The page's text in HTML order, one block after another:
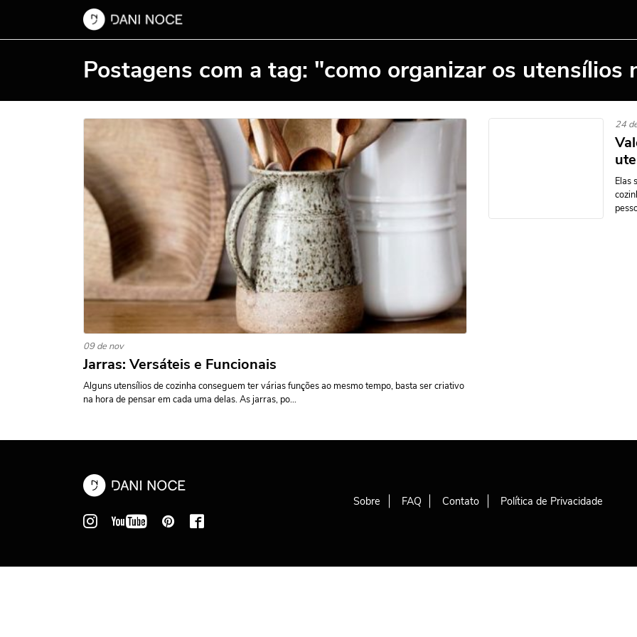
Postagens com a tag: "como organizar os utensílios
09 de nov
Jarras: Versáteis e Funcionais
Alguns utensílios de cozinha conseguem ter várias funções ao mesmo tempo, basta ser criativo
na hora de pensar em cada uma delas. As jarras, po...
24
Elas
Sobre FAQ Contato Política de Privacidade